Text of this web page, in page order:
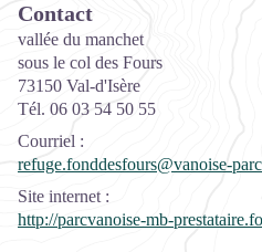
Contact
vallée du manchet
sous le col des Fours
73150 Val-d'Isère
Tél. 06 03 54 50 55
Courriel :
refuge.fonddesfours@vanoise-
Site internet :
http://parcvanoise-mb-